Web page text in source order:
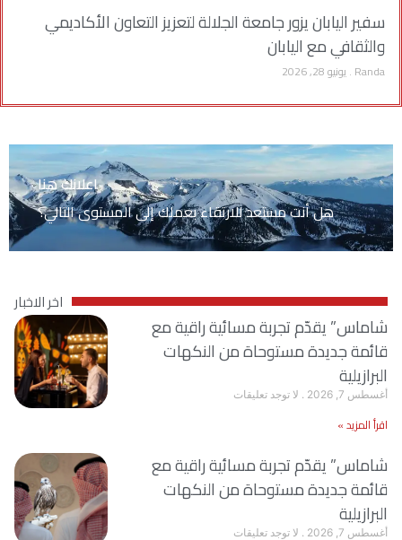
سفير اليابان يزور جامعة الجلالة لتعزيز التعاون الأكاديمي
والثقافي مع اليابان
Randa يونيو 28, 2026
اعلانك هنا
هل أنت مستعد للارتقاء بعملك إلى المستوى التالي؟
اخر الاخبار
شاماس” يقدّم تجربة مسائية راقية مع
قائمة جديدة مستوحاة من النكهات
البرازيلية
أغسطس 7, 2026 لا توجد تعليقات
اقرأ المزيد »
شاماس” يقدّم تجربة مسائية راقية مع
قائمة جديدة مستوحاة من النكهات
البرازيلية
أغسطس 7, 2026 لا توجد تعليقات